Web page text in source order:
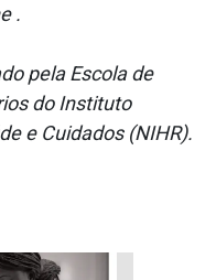
.
pela Escola de
do Instituto
e Cuidados (NIHR).